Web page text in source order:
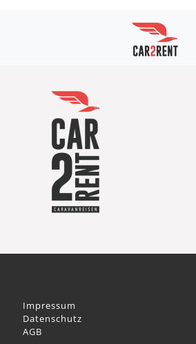
Impressum
Datenschutz
AGB